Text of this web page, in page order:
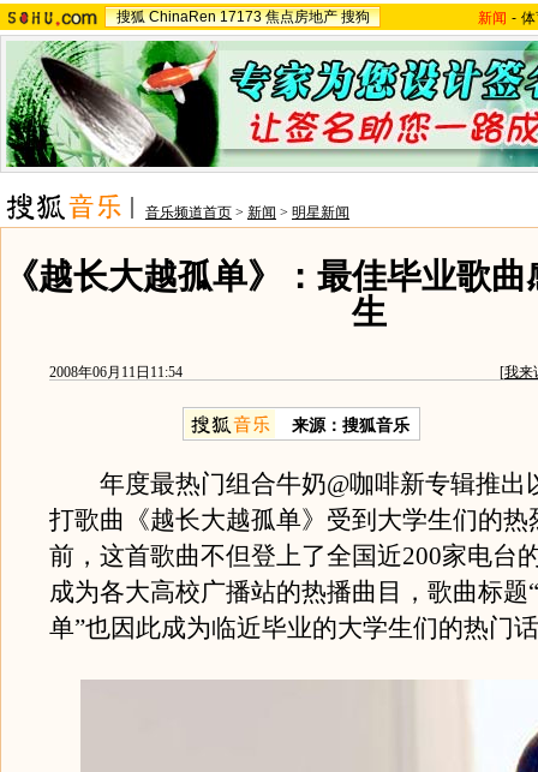
搜狐 ChinaRen 17173 焦点房地产 搜狗 新闻 -
音乐频道首页 > 新闻 > 明星新闻
《越长大越孤单》：最佳毕业歌
生
2008年06月11日11:54 [我来
来源：搜狐音乐
年度最热门组合牛奶@咖啡新专辑推出
打歌曲《越长大越孤单》受到大学生们的热
前，这首歌曲不但登上了全国近200家电台
成为各大高校广播站的热播曲目，歌曲标题
单”也因此成为临近毕业的大学生们的热门